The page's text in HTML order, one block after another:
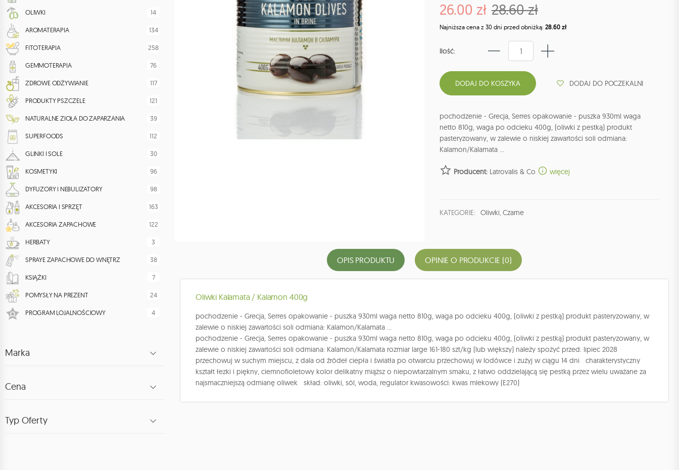
OLIWKI 14
AROMATERAPIA 134
FITOTERAPIA 258
GEMMOTERAPIA 76
ZDROWE ODŻYWIANIE 117
PRODUKTY PSZCZELE 121
NATURALNE ZIOŁA DO ZAPARZANIA 39
SUPERFOODS 112
GLINKI I SOLE 30
KOSMETYKI 96
DYFUZORY I NEBULIZATORY 98
AKCESORIA I SPRZĘT 163
AKCESORIA ZAPACHOWE 122
HERBATY 3
SPRAYE ZAPACHOWE DO WNĘTRZ 38
KSIĄŻKI 7
POMYSŁY NA PREZENT 24
PROGRAM LOJALNOŚCIOWY 4
Marka
Cena
Typ Oferty
26.00 zł 28.60 zł
Najniższa cena z 30 dni przed obniżką: 28.60 zł
Ilość:
DODAJ DO POCZEKALNI
pochodzenie - Grecja, Serres opakowanie - puszka 930ml waga
netto 810g, waga po odcieku 400g, (oliwki z pestką) produkt
pasteryzowany, w zalewie o niskiej zawartości soli odmiana:
Kalamon/Kalamata ...
Producent: Latrovalis & Co więcej
KATEGORIE: Oliwki,Czarne
OPIS PRODUKTU OPINIE O PRODUKCIE (0)
Oliwki Kalamata / Kalamon 400g
pochodzenie - Grecja, Serres opakowanie - puszka 930ml waga netto 810g, waga po odcieku 400g, (oliwki z pestką) produkt pasteryzowany, w
zalewie o niskiej zawartości soli odmiana: Kalamon/Kalamata ...
pochodzenie - Grecja, Serres opakowanie - puszka 930ml waga netto 810g, waga po odcieku 400g, (oliwki z pestką) produkt pasteryzowany, w
zalewie o niskiej zawartości soli odmiana: Kalamon/Kalamata rozmiar large 161-180 szt/kg (lub większy) należy spożyć przed: lipiec 2028
przechowuj w suchym miejscu, z dala od źródeł ciepła i światła po otwarciu przechowuj w lodówce i zużyj w ciągu 14 dni charakterystyczny
kształt łezki i piękny, ciemnofioletowy kolor delikatny miąższ o niepowtarzalnym smaku, z łatwo oddzielającą się pestką przez wielu uważane za
najsmaczniejszą odmianę oliwek skład: oliwki, sól, woda, regulator kwasowości: kwas mlekowy (E270)